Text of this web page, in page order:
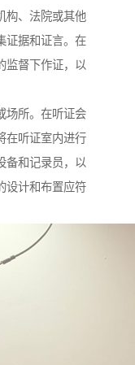
构、法院或其他
证据和证言。在
监督下作证，以
场所。在听证会
在听证室内进行
备和记录员，以
设计和布置应符